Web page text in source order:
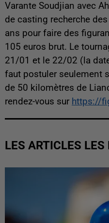
Varante Soudjian avec
de casting recherche
ans pour faire des
105 euros brut. Le
21/01 et le 22/02 (la
faut postuler seulement
de 50 kilomètres de
rendez-vous sur https://
LES ARTICLES LES